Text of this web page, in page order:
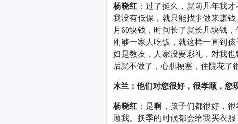
杨晓红 ：过了挺久，就前几年我
我没有低保，就只能找事做来赚
月60块钱，时间长了就长几块钱
刚够一家人吃饭，就这样一直到
妇是教友，人家没要彩礼，对我
后就不做了，心肌梗塞，住院花了
木兰：他们对您很好，很孝顺，您
杨晓红 ：是啊，孩子们都很好，
顾我。换季的时候都会给我买衣